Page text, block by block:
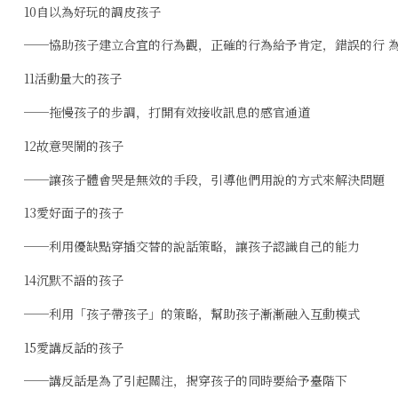
10自以為好玩的調皮孩子
──協助孩子建立合宜的行為觀，正確的行為給予肯定，錯誤的行
11活動量大的孩子
──拖慢孩子的步調，打開有效接收訊息的感官通道
12故意哭鬧的孩子
──讓孩子體會哭是無效的手段，引導他們用說的方式來解決問題
13愛好面子的孩子
──利用優缺點穿插交替的說話策略，讓孩子認識自己的能力
14沉默不語的孩子
──利用「孩子帶孩子」的策略，幫助孩子漸漸融入互動模式
15愛講反話的孩子
──講反話是為了引起關注，揭穿孩子的同時要給予臺階下